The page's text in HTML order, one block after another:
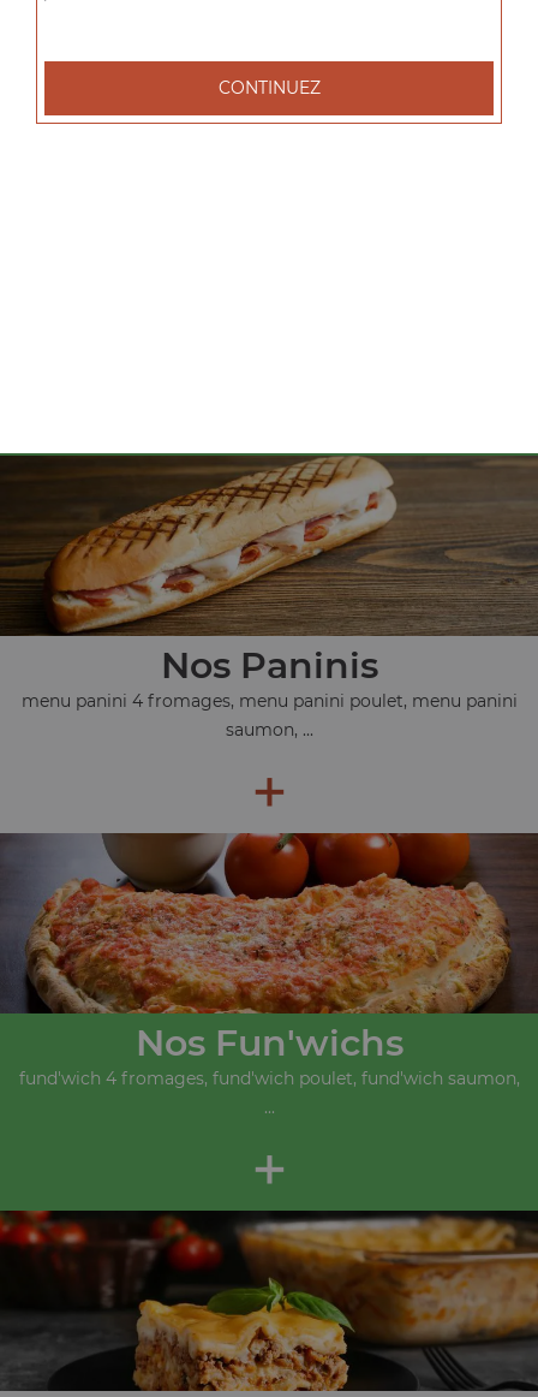
+
Nos Paninis
menu panini 4 fromages, menu panini poulet, menu panini
saumon, ...
+
Nos Fun'wichs
fund'wich 4 fromages, fund'wich poulet, fund'wich saumon,
...
+
CONTINUEZ